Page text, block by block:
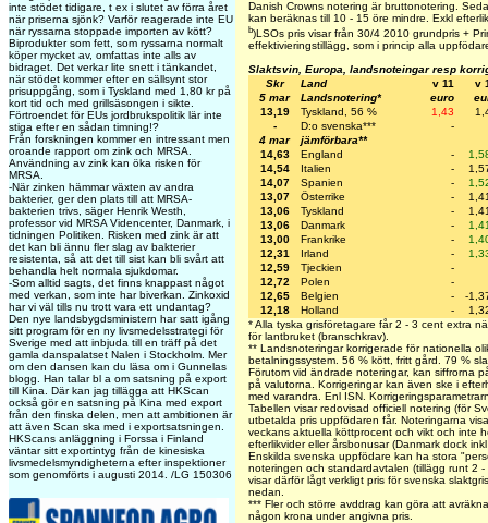
inte stödet tidigare, t ex i slutet av förra året
när priserna sjönk? Varför reagerade inte EU
när ryssarna stoppade importen av kött?
Biprodukter som fett, som ryssarna normalt
köper mycket av, omfattas inte alls av
bidraget. Det verkar lite snett i tänkandet,
när stödet kommer efter en sällsynt stor
prisuppgång, som i Tyskland med 1,80 kr på
kort tid och med grillsäsongen i sikte.
Förtroendet för EUs jordbrukspolitik lär inte
stiga efter en sådan timning!?
Från forskningen kommer en intressant men
oroande rapport om zink och MRSA.
Användning av zink kan öka risken för
MRSA.
-När zinken hämmar växten av andra
bakterier, ger den plats till att MRSA-
bakterien trivs, säger Henrik Westh,
professor vid MRSA Videncenter, Danmark, i
tidningen Politiken. Risken med zink är att
det kan bli ännu fler slag av bakterier
resistenta, så att det till sist kan bli svårt att
behandla helt normala sjukdomar.
-Som alltid sagts, det finns knappast något
med verkan, som inte har biverkan. Zinkoxid
har vi väl tills nu trott vara ett undantag?
Den nye landsbygdsministern har satt igång
sitt program för en ny livsmedelsstrategi för
Sverige med att inbjuda till en träff på det
gamla danspalatset Nalen i Stockholm. Mer
om den dansen kan du läsa om i Gunnelas
blogg. Han talar bl a om satsning på export
till Kina. Där kan jag tillägga att HKScan
också gör en satsning på Kina med export
från den finska delen, men att ambitionen är
att även Scan ska med i exportsatsningen.
HKScans anläggning i Forssa i Finland
väntar sitt exportintyg från de kinesiska
livsmedelsmyndigheterna efter inspektioner
som genomförts i augusti 2014. /LG 150306
Danish Crowns notering är bruttonotering.
kan beräknas till 10 - 15 öre mindre. Exkl
b)LSOs pris visar från 30/4 2010 grundpris +
effektivieringstillägg, som i princip alla
Slaktsvin, Europa, landsnoteingar resp
Skr
Land v 11
v
5 mar
Landsnotering* euro
13,19
Tyskland, 56 % 1,43
-
D:o svenska***
-
4 mar
jämförbara**
14,63
England -
14,54
Italien -
14,07
Spanien -
13,07
Österrike -
13,06
Tyskland -
13,06
Danmark -
13,00
Frankrike -
12,31
Irland -
12,59
Tjeckien
-
12,72
Polen
-
12,65
Belgien -
-
12,18
Holland -
* Alla tyska grisföretagare får 2 - 3 cent extra
för lantbruket (branschkrav).
** Landsnoteringar korrigerade för nationella
betalningssystem. 56 % kött, fritt gård. 79 %
Förutom vid ändrade noteringar, kan siffrorna
på valutorna. Korrigeringar kan även ske i
med varandra. Enl ISN.
Tabellen visar redovisad officiell notering (för
utbetalda pris uppfödaren får. Noteringarna
veckans aktuella köttprocent och vikt och inte
efterlikvider eller årsbonusar (Danmark dock
Enskilda svenska uppfödare kan ha stora
noteringen och standardavtalen (tillägg runt 2 -
visar därför lågt verkligt pris för svenska
nedan.
*** Fler och större avddrag kan göra att
någon krona under angivna pris.